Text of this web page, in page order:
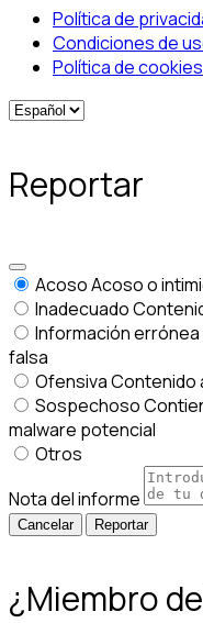
Política de
Condiciones de
Política de cookies
Reportar
AcosoAcoso o
Inadecuado
Información errónea
falsa
OfensivaContenido
Sospechoso
malware potencial
Otros
Nota del informe
Reportar
¿Miembro